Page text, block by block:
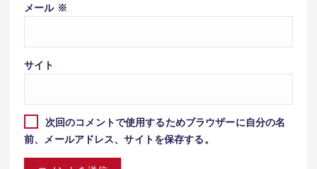
メール ※
サイト
次回のコメントで使用するためブラウザーに自分の名
前、メールアドレス、サイトを保存する。